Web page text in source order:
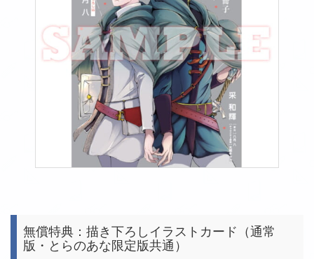
無償特典：描き下ろしイラストカード（通常
版・とらのあな限定版共通）